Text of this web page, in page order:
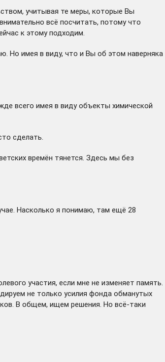
учитывая те меры, которые Вы
всё посчитать, потому что
к этому подходим.
Но имея в виду, что и Вы об этом наверняка
всего имея в виду объекты химической
сделать.
времён тянется. Здесь мы без
Насколько я понимаю, там ещё 28
участия, если мне не изменяет память.
не только усилия фонда обманутых
В общем, ищем решения. Но всё-таки